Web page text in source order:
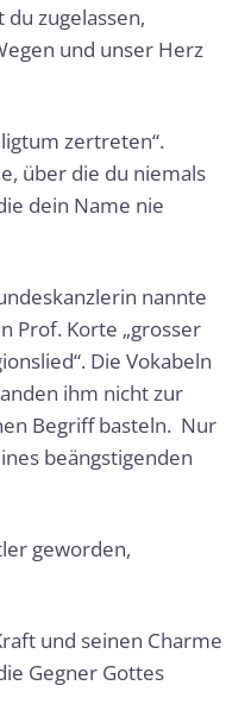
du zugelassen,
und unser Herz
zertreten“.
über die du niemals
dein Name nie
nannte
Prof. Korte „grosser
Die Voka­beln
ihm nicht zur
Begriff basteln. Nur
beängsti­gen­den
geworden,
und seinen Charme
Gegner Gottes